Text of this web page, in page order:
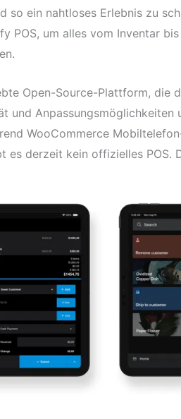
so ein nahtloses Erlebnis zu
POS, um alles vom Inventar
Open-Source-Plattform, die
und Anpassungsmöglichkeiten
WooCommerce
es derzeit kein offizielles POS.